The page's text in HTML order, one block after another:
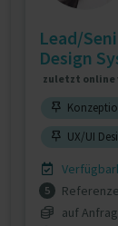
Lead/
Design
zuletzt online
UX/UI
5
auf